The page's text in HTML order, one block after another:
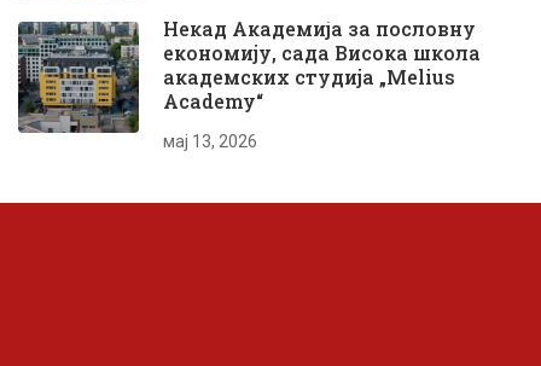
Некад Академија за пословну
економију, сада Висока школа
академских студија „Melius
Academy“
мај 13, 2026